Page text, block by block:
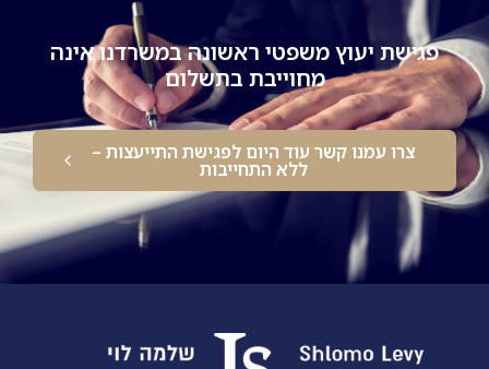
פגישת יעוץ משפטי ראשונה במשרדנו אינה
מחוייבת בתשלום
צרו עמנו קשר עוד היום לפגישת התייעצות –
ללא התחייבות